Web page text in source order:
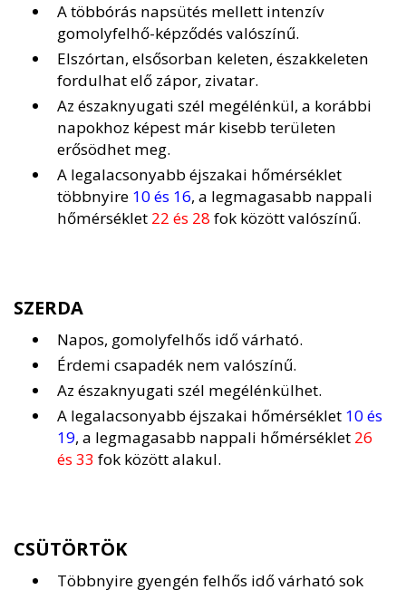
A többórás napsütés mellett intenzív
gomolyfelhő-képződés valószínű.
Elszórtan, elsősorban keleten, északkeleten
fordulhat elő zápor, zivatar.
Az északnyugati szél megélénkül, a korábbi
napokhoz képest már kisebb területen
erősödhet meg.
A legalacsonyabb éjszakai hőmérséklet
többnyire 10 és 16, a legmagasabb nappali
hőmérséklet 22 és 28 fok között valószínű.
SZERDA
Napos, gomolyfelhős idő várható.
Érdemi csapadék nem valószínű.
Az északnyugati szél megélénkülhet.
A legalacsonyabb éjszakai hőmérséklet 10 és
19, a legmagasabb nappali hőmérséklet 26
és 33 fok között alakul.
CSÜTÖRTÖK
Többnyire gyengén felhős idő várható sok